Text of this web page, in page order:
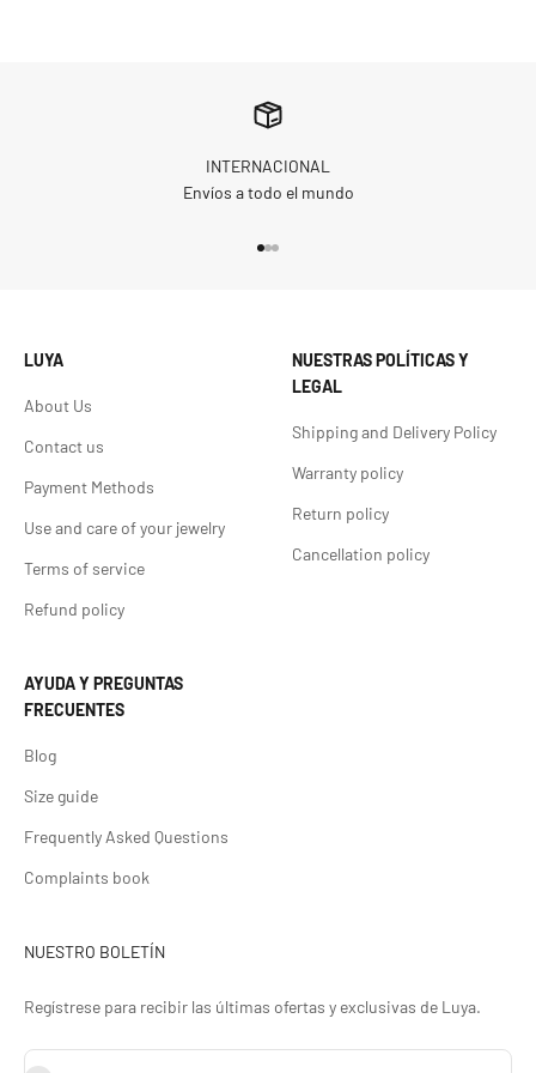
INTERNACIONAL
Envíos a todo el mundo
LUYA
About Us
Contact us
Payment Methods
Use and care of your jewelry
Terms of service
Refund policy
NUESTRAS POLÍTICAS Y
LEGAL
Shipping and Delivery Policy
Warranty policy
Return policy
Cancellation policy
AYUDA Y PREGUNTAS
FRECUENTES
Blog
Size guide
Frequently Asked Questions
Complaints book
NUESTRO BOLETÍN
Regístrese para recibir las últimas ofertas y exclusivas de Luya.